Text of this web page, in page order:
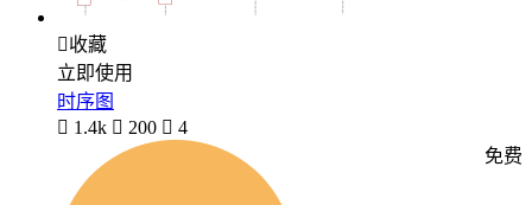
收藏
立即使用
时序图
 1.4k  200  4
免费